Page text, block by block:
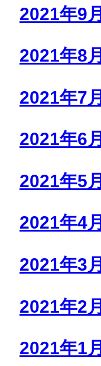
2021年9月
2021年8月
2021年7月
2021年6月
2021年5月
2021年4月
2021年3月
2021年2月
2021年1月